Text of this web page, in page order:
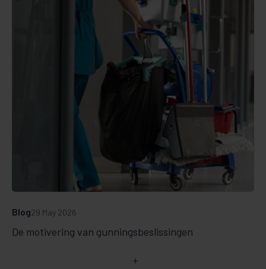
De motivering van gunningsbeslissingen
Blog29 May 2026